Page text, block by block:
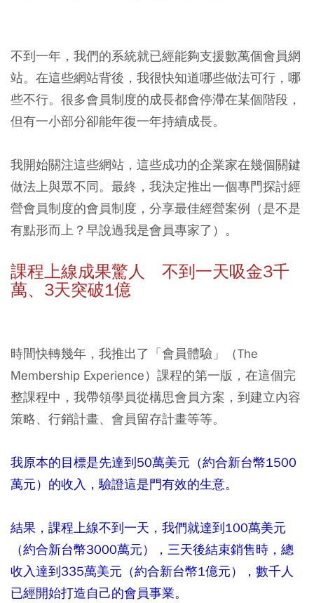
不到一年，我們的系統就已經能夠支援數萬個會員網
站。在這些網站背後，我很快知道哪些做法可行，哪
些不行。很多會員制度的成長都會停滯在某個階段，
但有一小部分卻能年復一年持續成長。
我開始關注這些網站，這些成功的企業家在幾個關鍵
做法上與眾不同。最終，我決定推出一個專門探討經
營會員制度的會員制度，分享最佳經營案例（是不是
有點形而上？早說過我是會員專家了）。
課程上線成果驚人 不到一天吸金3千
萬、3天突破1億
時間快轉幾年，我推出了「會員體驗」（The
Membership Experience）課程的第一版，在這個完
整課程中，我帶領學員從構思會員方案，到建立內容
策略、行銷計畫、會員留存計畫等等。
我原本的目標是先達到50萬美元（約合新台幣1500
萬元）的收入，驗證這是門有效的生意。
結果，課程上線不到一天，我們就達到100萬美元
（約合新台幣3000萬元），三天後結束銷售時，總
收入達到335萬美元（約合新台幣1億元），數千人
已經開始打造自己的會員事業。